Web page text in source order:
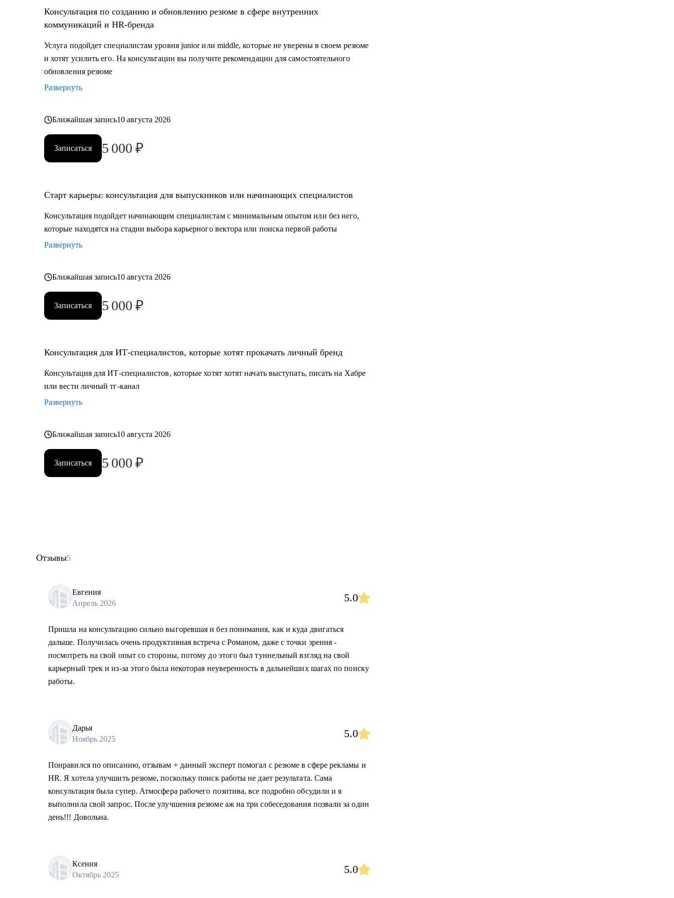
ивент
• специалистам уровня Junior и Middle: внутренние коммуникации, HR-бренд, event-менеджер
Консультация по созданию и обновлению резюме в сфере внутренних
коммуникаций и HR-бренда
Услуга подойдет специалистам уровня junior или middle, которые не уверены в своем резюме
и хотят усилить его. На консультации вы получите рекомендации для самостоятельного
обновления резюме
Развернуть
Ближайшая запись10 августа 2026
Записаться 5 000 ₽
Старт карьеры: консультация для выпускников или начинающих специалистов
Консультация подойдет начинающим специалистам с минимальным опытом или без него,
которые находятся на стадии выбора карьерного вектора или поиска первой работы
Развернуть
Ближайшая запись10 августа 2026
Записаться 5 000 ₽
Консультация для ИТ-специалистов, которые хотят прокачать личный бренд
Консультация для ИТ-специалистов, которые хотят хотят начать выступать, писать на Хабре
или вести личный тг-канал
Развернуть
Ближайшая запись10 августа 2026
Записаться 5 000 ₽
Отзывы5
Евгения
Апрель 2026
5.0
Пришла на консультацию сильно выгоревшая и без понимания, как и куда двигаться
дальше. Получилась очень продуктивная встреча с Романом, даже с точки зрения -
посмотреть на свой опыт со стороны, потому до этого был туннельный взгляд на свой
карьерный трек и из-за этого была некоторая неуверенность в дальнейших шагах по поиску
работы.
Дарья
Ноябрь 2025
5.0
Понравился по описанию, отзывам + данный эксперт помогал с резюме в сфере рекламы и
HR. Я хотела улучшить резюме, поскольку поиск работы не дает результата. Сама
консультация была супер. Атмосфера рабочего позитива, все подробно обсудили и я
выполнила свой запрос. После улучшения резюме аж на три собеседования позвали за один
день!!! Довольна.
Ксения
Октябрь 2025
5.0